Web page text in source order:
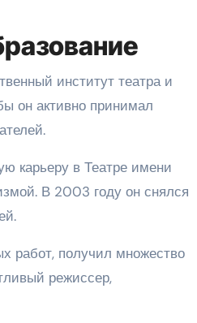
институт театра и
он активно принимал
карьеру в Театре имени
В 2003 году он снялся
работ, получил множество
режиссер,